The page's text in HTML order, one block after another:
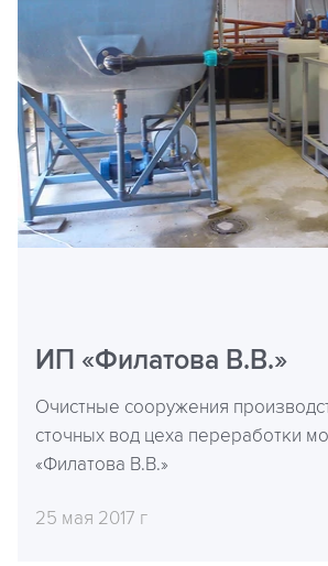
ИП «Филатова В.В.»
Очистные сооружения
сточных вод цеха переработки
«Филатова В.В.»
25 мая 2017 г